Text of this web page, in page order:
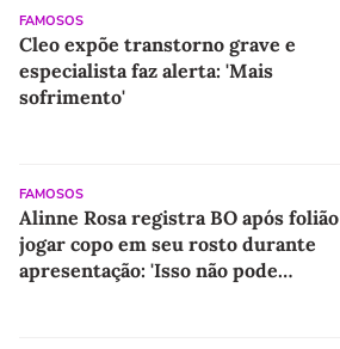
FAMOSOS
Cleo expõe transtorno grave e
especialista faz alerta: 'Mais
sofrimento'
FAMOSOS
Alinne Rosa registra BO após folião
jogar copo em seu rosto durante
apresentação: 'Isso não pode